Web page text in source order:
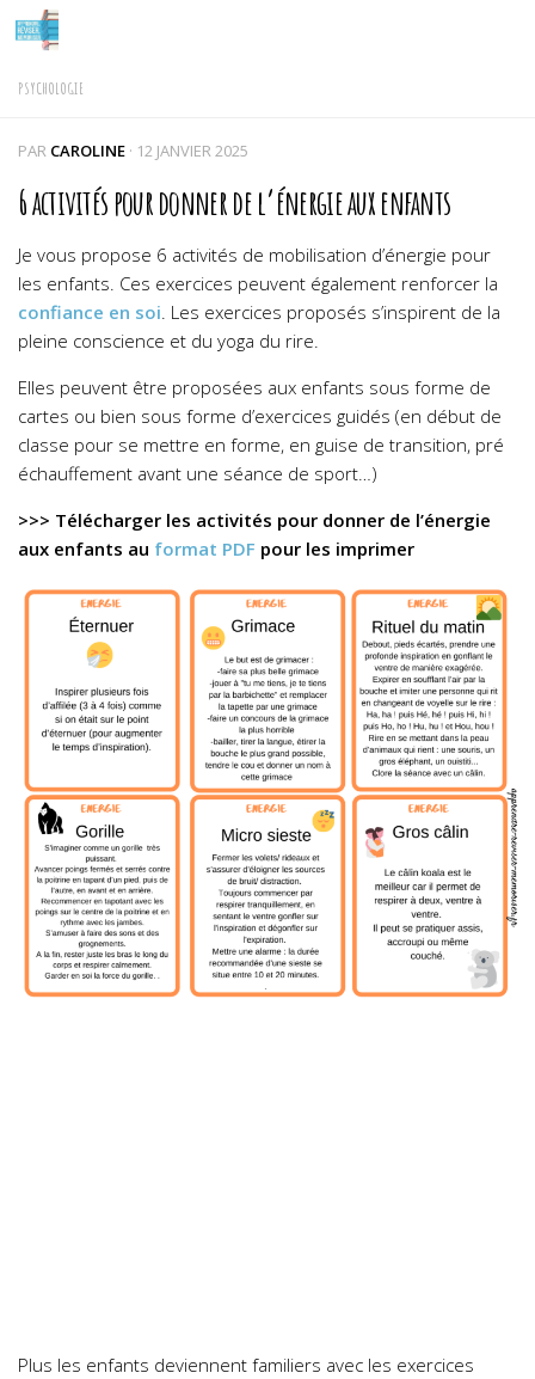
Skip to content
PSYCHOLOGIE
PAR CAROLINE · 12 JANVIER 2025
6 activités pour donner de l’énergie aux enfants
Je vous propose 6 activités de mobilisation d’énergie pour
les enfants. Ces exercices peuvent également renforcer la
confiance en soi. Les exercices proposés s’inspirent de la
pleine conscience et du yoga du rire.
Elles peuvent être proposées aux enfants sous forme de
cartes ou bien sous forme d’exercices guidés (en début de
classe pour se mettre en forme, en guise de transition, pré
échauffement avant une séance de sport…)
>>> Télécharger les activités pour donner de l’énergie
aux enfants au format PDF pour les imprimer
Plus les enfants deviennent familiers avec les exercices